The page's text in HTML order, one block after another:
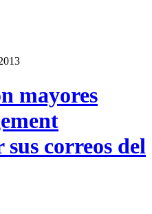
mayores
sus correos del